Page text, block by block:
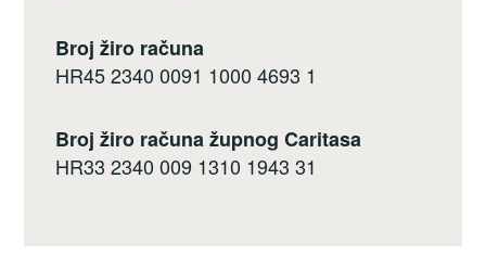
Broj žiro računa
HR45 2340 0091 1000 4693 1
Broj žiro računa župnog Caritasa
HR33 2340 009 1310 1943 31